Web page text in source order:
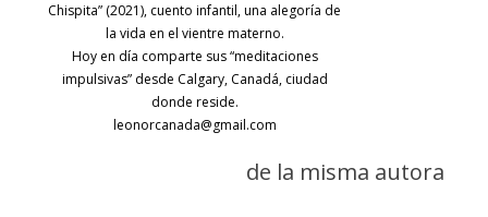
Chispita” (2021), cuento infantil, una alegoría de
la vida en el vientre materno.
Hoy en día comparte sus “meditaciones
impulsivas” desde Calgary, Canadá, ciudad
donde reside.
leonorcanada@gmail.com
de la misma autora